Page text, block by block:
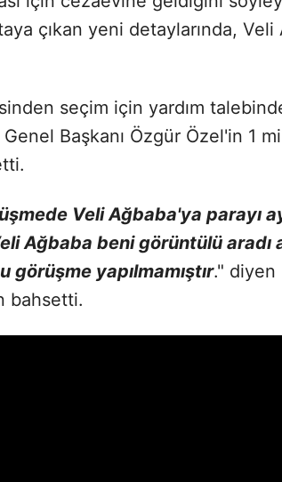
çıkan yeni detaylarında, Veli
seçim için yardım
Başkanı Özgür Özel'in 1
Veli Ağbaba'ya parayı
Ağbaba beni görüntülü aradı
yapılmamıştır." diyen
bahsetti.